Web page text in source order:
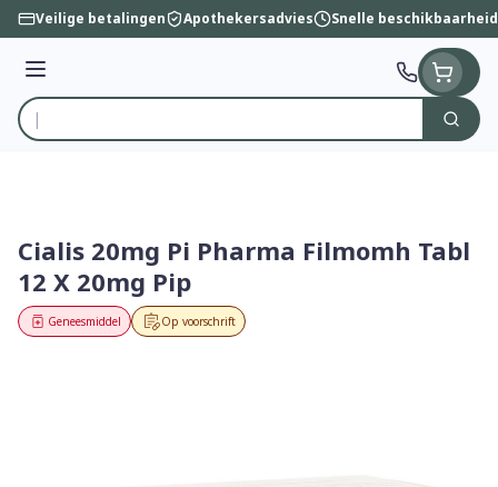
Ga naar de inhoud
Veilige betalingen Apothekersadvies Snelle beschikbaarheid
Menu
Product, merk, categorie...
Zoek
Cialis 20mg Pi Pharma Filmomh Tabl
12 X 20mg Pip
Op voorschrift
Geneesmiddel